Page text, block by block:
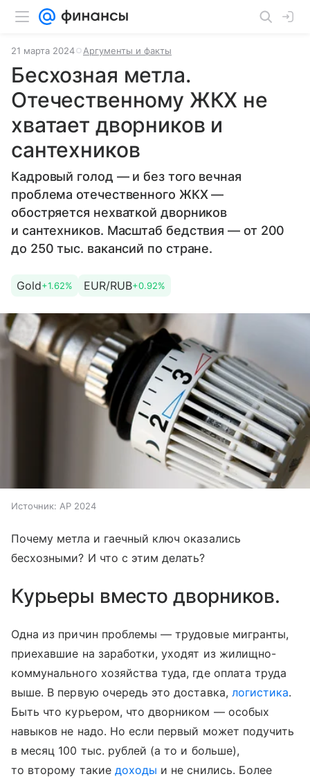
21 марта 2024 Аргументы и факты
Бесхозная метла.
Отечественному ЖКХ не
хватает дворников и
сантехников
Кадровый голод — и без того вечная
проблема отечественного ЖКХ —
обостряется нехваткой дворников
и сантехников. Масштаб бед­ствия — от 200
до 250 тыс. вакансий по стране.
Gold+1.62% EUR/RUB+0.92%
Источник: AP 2024
Почему метла и гаечный ключ оказались
бесхозными? И что с этим делать?
Курьеры вместо дворников.
Одна из причин проблемы — трудовые мигранты,
приехавшие на заработки, уходят из жилищно-
коммунального хозяйства туда, где оплата труда
выше. В первую очередь это доставка, логистика.
Быть что курьером, что дворником — особых
навыков не надо. Но если первый может подучить
в месяц 100 тыс. рублей (а то и больше),
то второму такие доходы и не снились. Более